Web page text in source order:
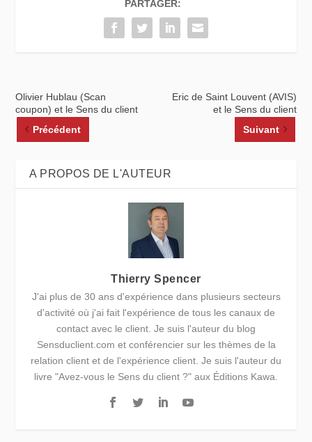
PARTAGER:
Olivier Hublau (Scan
coupon) et le Sens du client
Précédent
Eric de Saint Louvent (AVIS)
et le Sens du client
Suivant
A PROPOS DE L'AUTEUR
Thierry Spencer
J'ai plus de 30 ans d'expérience dans plusieurs secteurs
d'activité où j'ai fait l'expérience de tous les canaux de
contact avec le client. Je suis l'auteur du blog
Sensduclient.com et conférencier sur les thèmes de la
relation client et de l'expérience client. Je suis l'auteur du
livre "Avez-vous le Sens du client ?" aux Éditions Kawa.